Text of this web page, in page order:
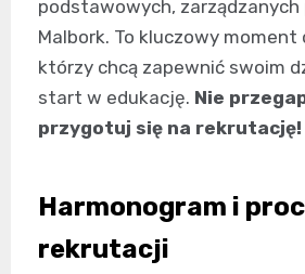
podstawowych, zarządzanych
Malbork. To kluczowy moment
którzy chcą zapewnić swoim
start w edukację. Nie
przygotuj się na rekrutację!
Harmonogram i
rekrutacji